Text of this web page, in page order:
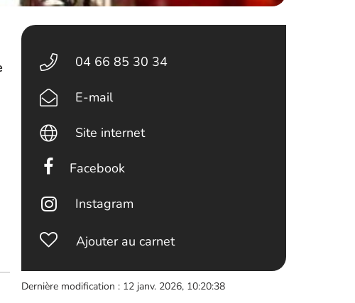
04 66 85 30 34
E-mail
Site internet
Facebook
Instagram
Ajouter au carnet
Dernière modification : 12 janv. 2026, 10:20:38